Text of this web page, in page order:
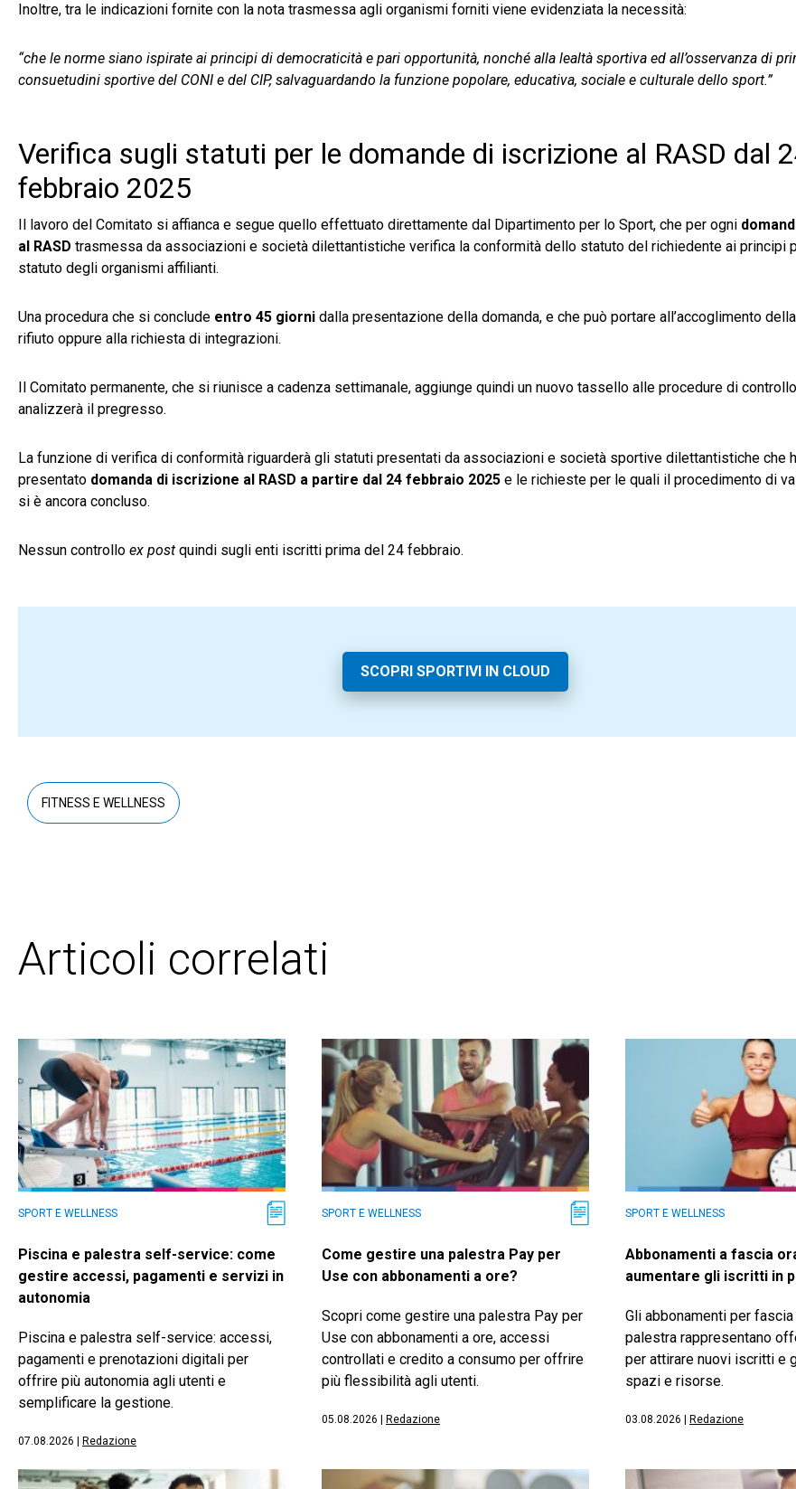
Inoltre, tra le indicazioni fornite con la nota trasmessa agli organismi forniti viene evidenziata la necessità:
“che le norme siano ispirate ai principi di democraticità e pari opportunità, nonché alla lealtà sportiva ed all’osservanza di
consuetudini sportive del CONI e del CIP, salvaguardando la funzione popolare, educativa, sociale e culturale dello sport.”
Verifica sugli statuti per le domande di iscrizione al RASD dal
febbraio 2025
Il lavoro del Comitato si affianca e segue quello effettuato direttamente dal Dipartimento per lo Sport, che per ogni
al RASD trasmessa da associazioni e società dilettantistiche verifica la conformità dello statuto del richiedente ai principi
statuto degli organismi affilianti.
Una procedura che si conclude entro 45 giorni dalla presentazione della domanda, e che può portare all’accoglimento della
rifiuto oppure alla richiesta di integrazioni.
Il Comitato permanente, che si riunisce a cadenza settimanale, aggiunge quindi un nuovo tassello alle procedure di
analizzerà il pregresso.
La funzione di verifica di conformità riguarderà gli statuti presentati da associazioni e società sportive dilettantistiche che
presentato domanda di iscrizione al RASD a partire dal 24 febbraio 2025 e le richieste per le quali il procedimento di
si è ancora concluso.
Nessun controllo ex post quindi sugli enti iscritti prima del 24 febbraio.
SCOPRI SPORTIVI IN CLOUD
FITNESS E WELLNESS
Articoli correlati
SPORT E WELLNESS
Piscina e palestra self-service: come
gestire accessi, pagamenti e servizi in
autonomia
Piscina e palestra self-service: accessi,
pagamenti e prenotazioni digitali per
offrire più autonomia agli utenti e
semplificare la gestione.
07.08.2026 Redazione
SPORT E WELLNESS
Come gestire una palestra Pay per
Use con abbonamenti a ore?
Scopri come gestire una palestra Pay per
Use con abbonamenti a ore, accessi
controllati e credito a consumo per offrire
più flessibilità agli utenti.
05.08.2026 Redazione
SPORT E WELLNESS
Abbonamenti a fascia
aumentare gli iscritti in
Gli abbonamenti per fascia
palestra rappresentano
per attirare nuovi iscritti e
spazi e risorse.
03.08.2026 Redazione